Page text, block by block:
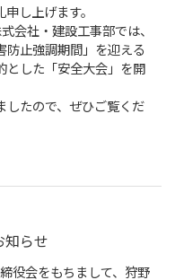
し上げます。
会社・建設工事部では、
止強調期間」を迎える
とした「安全大会」を開
したので、ぜひご覧くだ
知らせ
役会をもちまして、狩野